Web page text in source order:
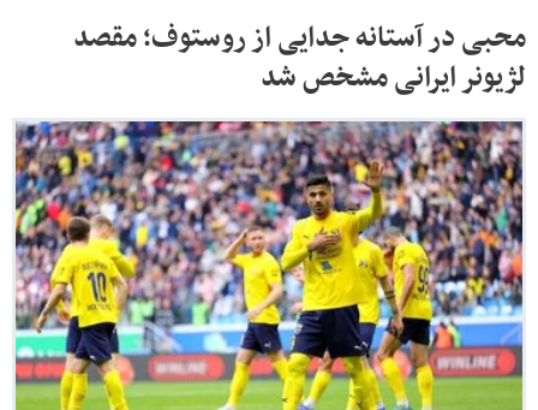
محبی در آستانه جدایی از روستوف؛ مقصد
لژیونر ایرانی مشخص شد